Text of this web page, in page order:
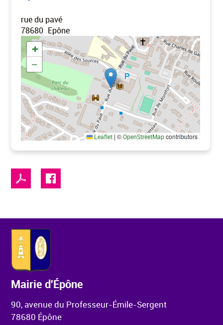
rue du pavé
78680 Epône
+
−
Leaflet | ©OpenStreetMapcontributors
Mairie d'Épône
90, avenue du Professeur-Émile-Sergent
78680 Épône